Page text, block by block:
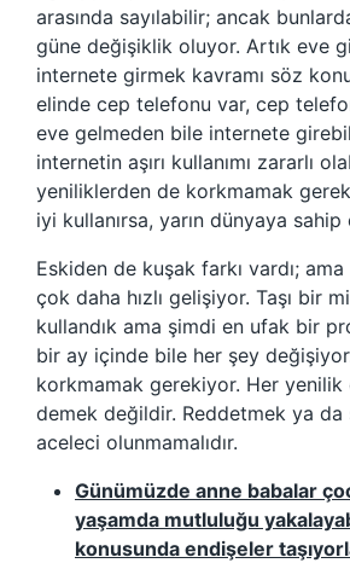
arasında sayılabilir; ancak
güne değişiklik oluyor. Artık eve
internete girmek kavramı söz
elinde cep telefonu var, cep
eve gelmeden bile internete
internetin aşırı kullanımı zararlı
yeniliklerden de korkmamak
iyi kullanırsa, yarın dünyaya sahip
Eskiden de kuşak farkı vardı;
çok daha hızlı gelişiyor. Taşı bir
kullandık ama şimdi en ufak bir
bir ay içinde bile her şey
korkmamak gerekiyor. Her
demek değildir. Reddetmek ya da
aceleci olunmamalıdır.
Günümüzde anne babalar
yaşamda mutluluğu
konusunda endişeler